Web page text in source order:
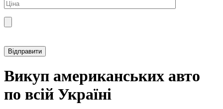
Викуп американських авто
по всій Україні